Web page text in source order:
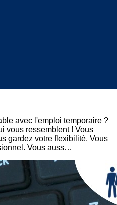
avec l'emploi temporaire ?
vous ressemblent ! Vous
gardez votre flexibilité. Vous
Vous auss…